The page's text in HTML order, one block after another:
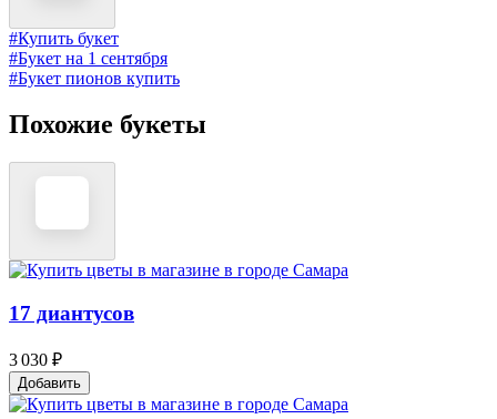
#Купить букет
#Букет на 1 сентября
#Букет пионов купить
Похожие букеты
17 диантусов
3 030 ₽
Добавить